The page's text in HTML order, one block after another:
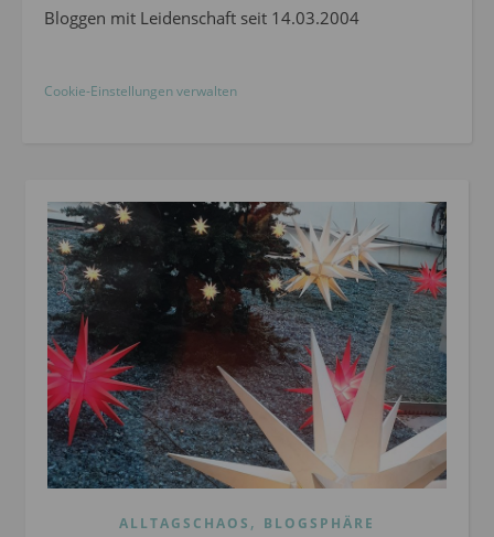
Bloggen mit Leidenschaft seit 14.03.2004
Cookie-Einstellungen verwalten
ALLTAGSCHAOS , BLOGSPHÄRE